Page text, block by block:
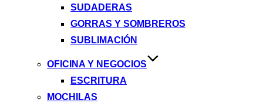
SUDADERAS
GORRAS Y SOMBREROS
SUBLIMACIÓN
OFICINA Y NEGOCIOS
ESCRITURA
MOCHILAS